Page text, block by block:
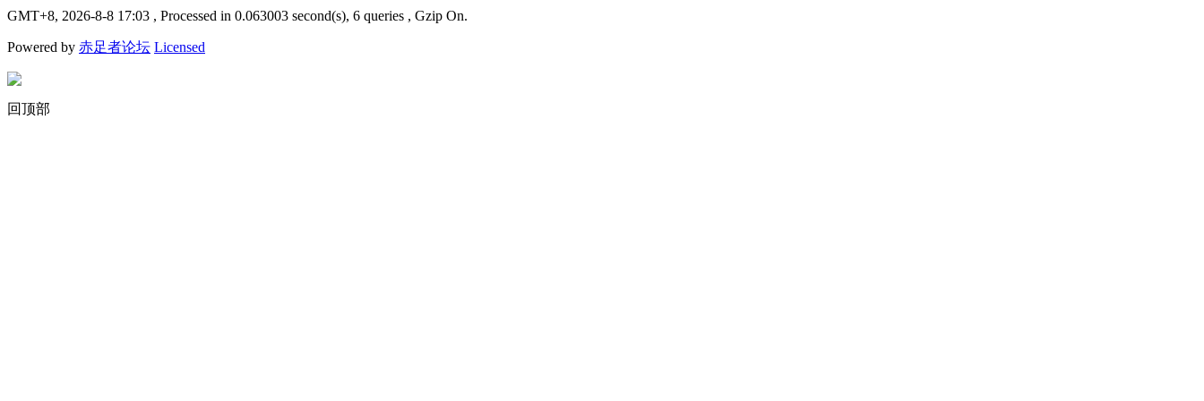
GMT+8, 2026-8-8 17:03 , Processed in 0.063003 second(s), 6 queries , Gzip On.
Powered by 赤足者论坛 Licensed
回顶部